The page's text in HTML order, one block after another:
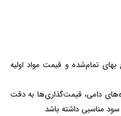
تمام‌شده و قیمت مواد اولیه
دامی، قیمت‌گذاری‌ها به دقت
مناسبی داشته باشد